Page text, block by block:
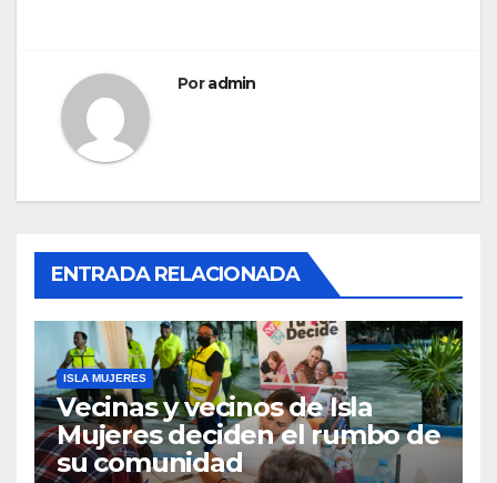
Poradmin
ENTRADA RELACIONADA
ISLA MUJERES
Vecinas y vecinos de Isla
Mujeres deciden el rumbo de
su comunidad